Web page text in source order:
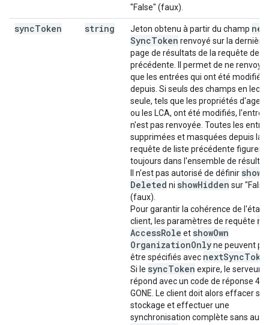
"False" (faux).
syncToken string Jeton obtenu à partir du champ
SyncToken renvoyé sur la dernière
page de résultats de la requête de
précédente. Il permet de ne renvoyer
que les entrées qui ont été
depuis. Si seuls des champs en
seule, tels que les propriétés
ou les LCA, ont été modifiés, l'entrée
n'est pas renvoyée. Toutes les
supprimées et masquées depuis la
requête de liste précédente
toujours dans l'ensemble de
Il n'est pas autorisé de définir show
Deleted ni showHidden sur
(faux).
Pour garantir la cohérence de l'état
client, les paramètres de requête
AccessRole et showOwn
OrganizationOnlyne peuvent
être spécifiés avec nextSync
Si le syncToken expire, le serveur
répond avec un code de réponse 410
GONE. Le client doit alors effacer son
stockage et effectuer une
synchronisation complète sans